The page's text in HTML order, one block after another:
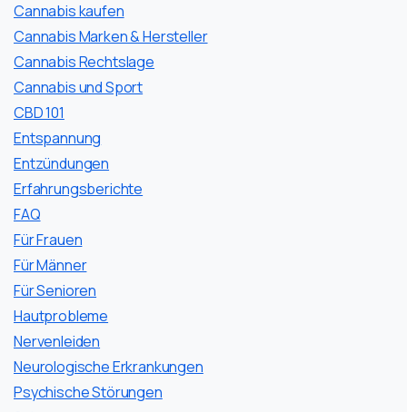
Cannabis kaufen
Cannabis Marken & Hersteller
Cannabis Rechtslage
Cannabis und Sport
CBD 101
Entspannung
Entzündungen
Erfahrungsberichte
FAQ
Für Frauen
Für Männer
Für Senioren
Hautprobleme
Nervenleiden
Neurologische Erkrankungen
Psychische Störungen